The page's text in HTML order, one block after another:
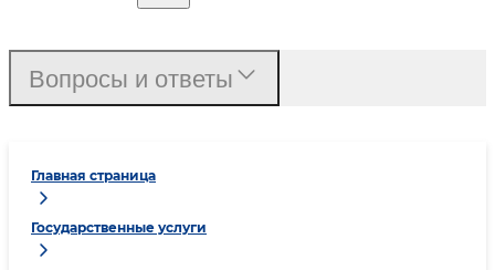
Главная страница
Государственные услуги
Вопросы и ответы